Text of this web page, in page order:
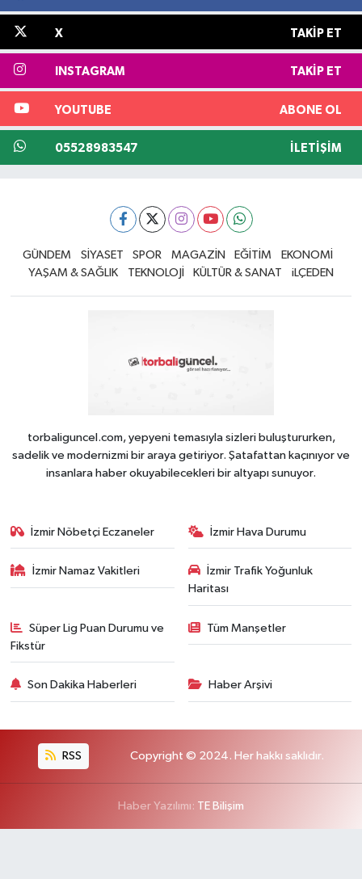
X TAKIP ET
INSTAGRAM TAKIP ET
YOUTUBE ABONE OL
05528983547 İLETIŞIM
GÜNDEM SİYASET SPOR MAGAZİN EĞİTİM
EKONOMİ
YAŞAM & SAĞLIK
TEKNOLOJİ KÜLTÜR & SANAT iLÇEDEN
torbaliguncel.com, yepyeni temasıyla sizleri buluştururken,
sadelik ve modernizmi bir araya getiriyor. Şatafattan kaçınıyor ve
insanlara haber okuyabilecekleri bir altyapı sunuyor.
İzmir Nöbetçi Eczaneler İzmir Hava Durumu
İzmir Namaz Vakitleri
İzmir Trafik Yoğunluk
Haritası
Süper Lig Puan Durumu ve
Fikstür
Tüm Manşetler
Son Dakika Haberleri Haber Arşivi
RSS Copyright © 2024. Her hakkı saklıdır.
Haber Yazılımı: TE Bilişim